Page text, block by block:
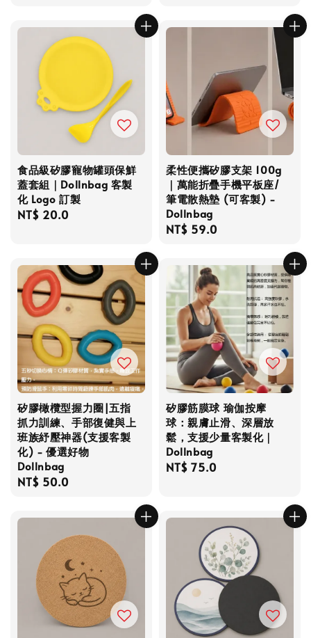
食品級矽膠寵物罐頭保鮮
蓋套組｜Dollnbag 客製
化 Logo 訂製
Regular
NT$ 20.0
柔性便攜矽膠支架 100g
｜萬能折疊手機平板座/
筆電散熱墊 (可客製) -
Dollnbag
Regular
NT$ 59.0
矽膠橄欖型握力圈|五指
抓力訓練、手部復健與上
班族紓壓神器(支援客製
化) - 優選好物
Dollnbag
Regular
NT$ 50.0
矽膠筋膜球 瑜伽按摩
球：親膚止滑、深層放
鬆，支援少量客製化｜
Dollnbag
Regular
NT$ 75.0